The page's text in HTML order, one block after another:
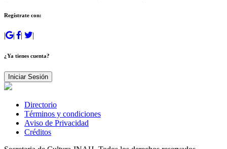
Regístrate con:
| | | |
¿Ya tienes cuenta?
Iniciar Sesión
Directorio
Términos y condiciones
Aviso de Privacidad
Créditos